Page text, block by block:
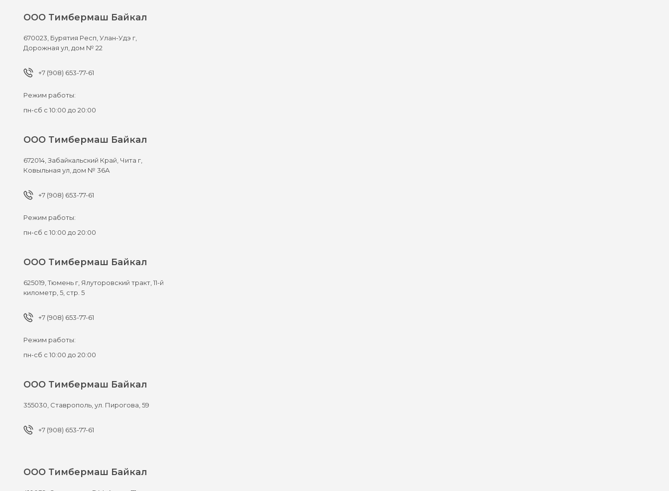
ООО Тимбермаш Байкал
670023, Бурятия Респ, Улан-Удэ г,
Дорожная ул, дом № 22
+7 (908) 653-77-61
Режим работы:
пн-сб с 10:00 до 20:00
ООО Тимбермаш Байкал
672014,Забайкальский Край, Чита г,
Ковыльная ул, дом № 36А
+7 (908) 653-77-61
Режим работы:
пн-сб с 10:00 до 20:00
ООО Тимбермаш Байкал
625019,Тюмень г, Ялуторовский тракт, 11-й
километр, 5, стр. 5
+7 (908) 653-77-61
Режим работы:
пн-сб с 10:00 до 20:00
ООО Тимбермаш Байкал
355030, Ставрополь,ул. Пирогова, 59
+7 (908) 653-77-61
ООО Тимбермаш Байкал